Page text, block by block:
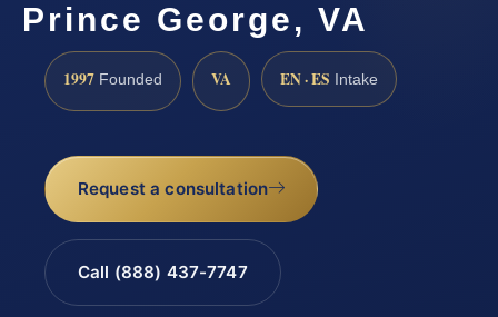
Prince George, VA
1997 Founded VA EN · ES Intake
Request a consultation
Call (888) 437-7747